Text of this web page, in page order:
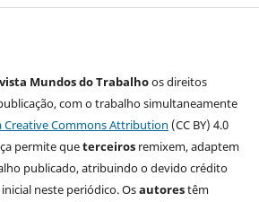
Mundos do Trabalhoos direitos
com o trabalho simultaneamente
Creative Commons Attribution (CC BY) 4.0
permite queterceirosremixem, adaptem
publicado, atribuindo o devido crédito
neste periódico. Osautorestêm